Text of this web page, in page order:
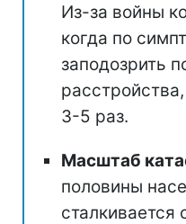
Из-за войны
когда по
заподозрить
3-5 раз.
Масштаб
половины